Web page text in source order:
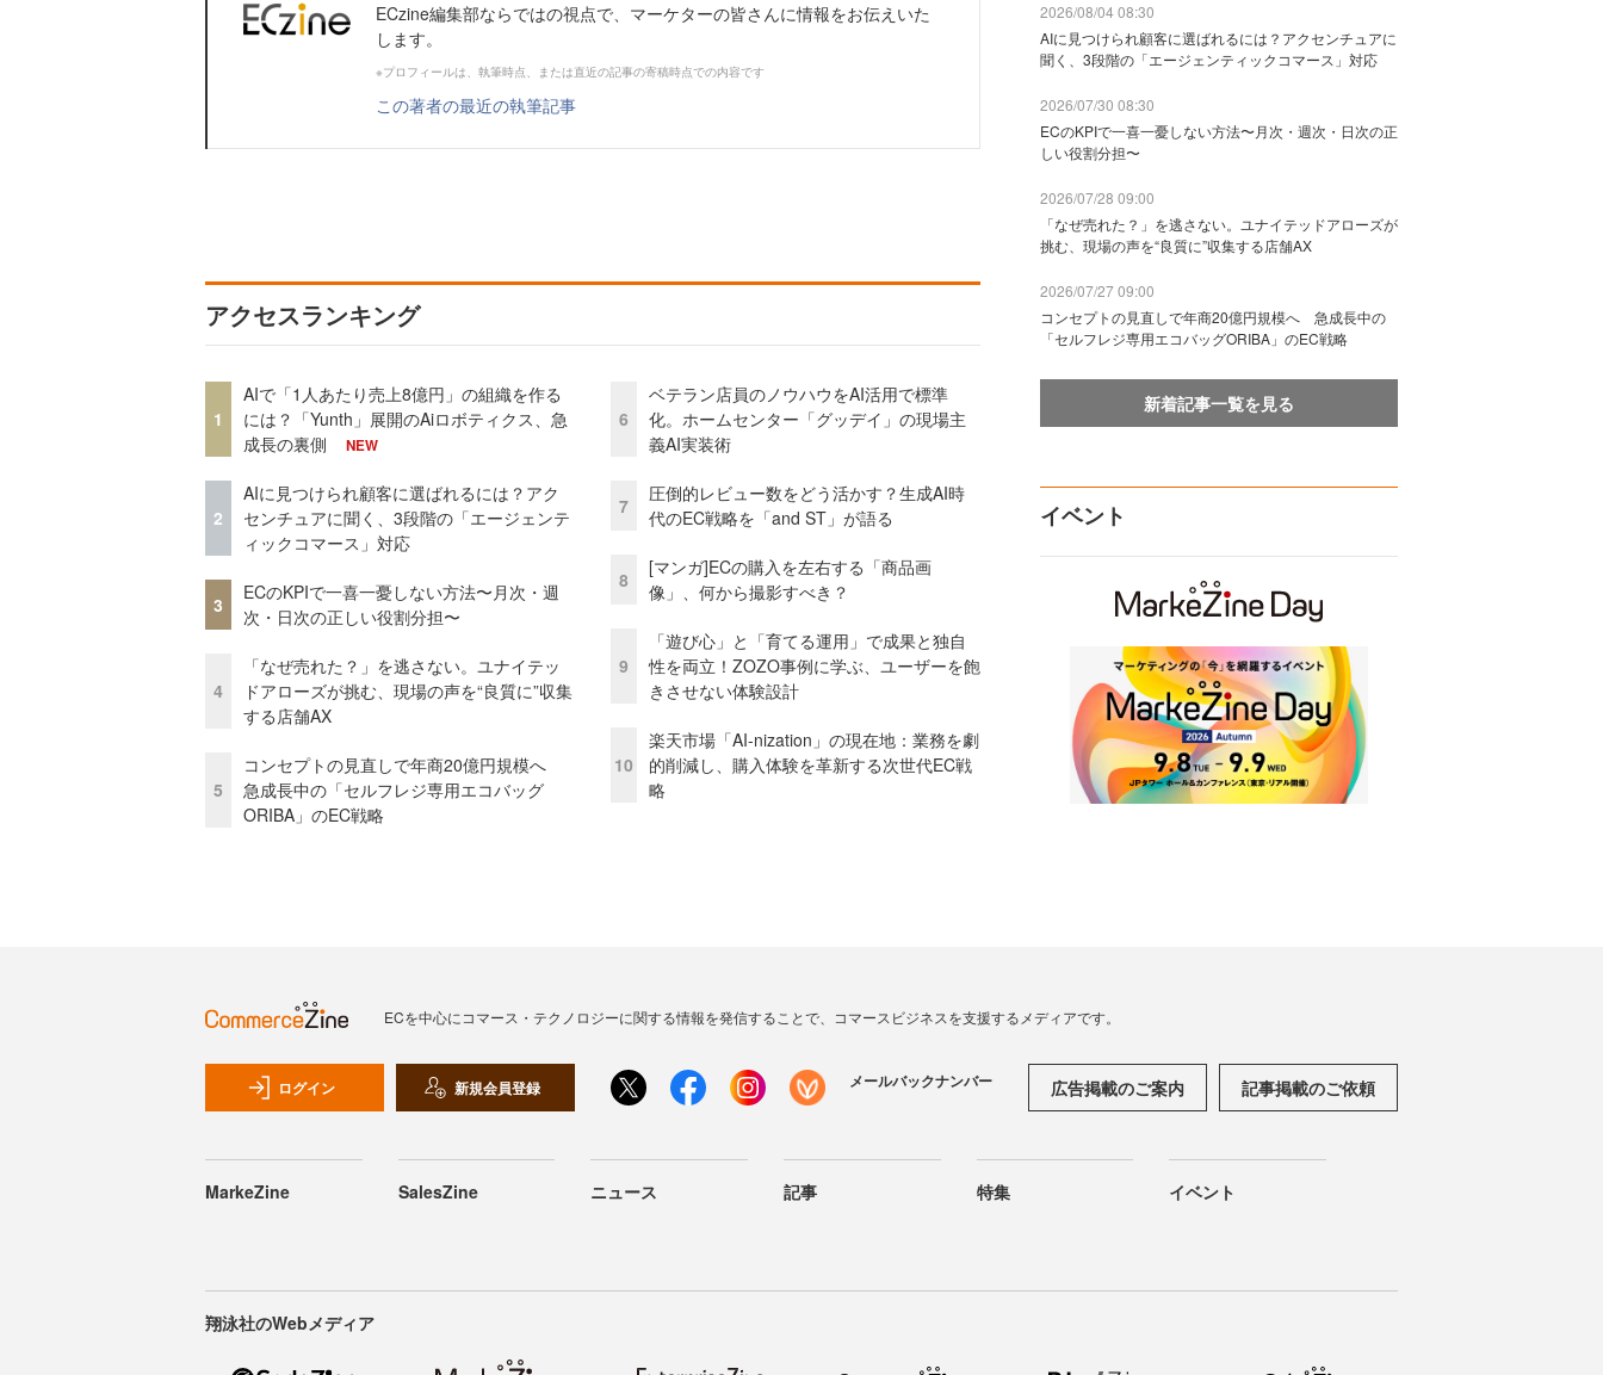
ECzine編集部ならではの視点で、マーケターの皆さんに情報をお伝えいた
します。
※プロフィールは、執筆時点、または直近の記事の寄稿時点での内容です
この著者の最近の執筆記事
アクセスランキング
1
AIで「1人あたり売上8億円」の組織を作る
には？「Yunth」展開のAiロボティクス、急
成長の裏側
NEW
2
AIに見つけられ顧客に選ばれるには？アク
センチュアに聞く、3段階の「エージェンテ
ィックコマース」対応
3
ECのKPIで一喜一憂しない方法〜月次・週
次・日次の正しい役割分担〜
4
「なぜ売れた？」を逃さない。ユナイテッ
ドアローズが挑む、現場の声を“良質に”収集
する店舗AX
5
コンセプトの見直しで年商20億円規模へ
急成長中の「セルフレジ専用エコバッグ
ORIBA」のEC戦略
6
ベテラン店員のノウハウをAI活用で標準
化。ホームセンター「グッデイ」の現場主
義AI実装術
7
圧倒的レビュー数をどう活かす？生成AI時
代のEC戦略を「and ST」が語る
8
[マンガ]ECの購入を左右する「商品画
像」、何から撮影すべき？
9
「遊び心」と「育てる運用」で成果と独自
性を両立！ZOZO事例に学ぶ、ユーザーを飽
きさせない体験設計
10
楽天市場「AI-nization」の現在地：業務を劇
的削減し、購入体験を革新する次世代EC戦
略
2026/08/04 08:30
AIに見つけられ顧客に選ばれるには？アクセンチュアに
聞く、3段階の「エージェンティックコマース」対応
2026/07/30 08:30
ECのKPIで一喜一憂しない方法〜月次・週次・日次の正
しい役割分担〜
2026/07/28 09:00
「なぜ売れた？」を逃さない。ユナイテッドアローズが
挑む、現場の声を“良質に”収集する店舗AX
2026/07/27 09:00
コンセプトの見直しで年商20億円規模へ 急成長中の
「セルフレジ専用エコバッグORIBA」のEC戦略
新着記事一覧を見る
イベント
ECを中心にコマース・テクノロジーに関する情報を発信することで、コマースビジネスを支援するメディアです。
ログイン 新規会員登録 メールバックナンバー 広告掲載のご案内 記事掲載のご依頼
MarkeZine SalesZine ニュース 記事 特集 イベント
翔泳社のWebメディア